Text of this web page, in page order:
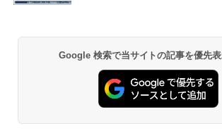
Google 検索で当サイトの記事を優先